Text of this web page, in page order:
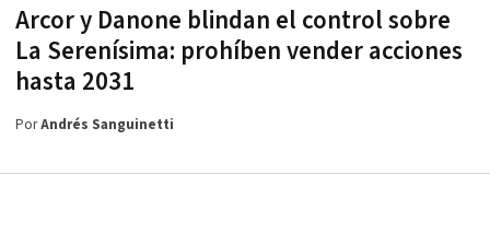
Arcor y Danone blindan el control sobre
La Serenísima: prohíben vender acciones
hasta 2031
PorAndrés Sanguinetti